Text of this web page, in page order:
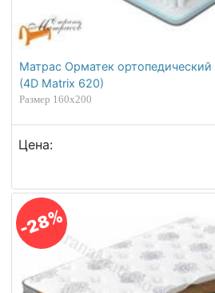
Матрас Орматек ортопедический
(4D Matrix 620)
Размер 160х200
Цена:
-28%